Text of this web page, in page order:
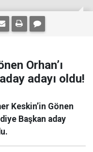
Orhan’ı
adayı oldu!
Keskin’in Gönen
Başkan aday